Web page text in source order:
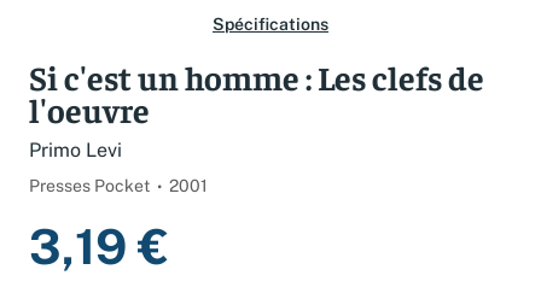
Si c'est un homme : Les clefs de
l'oeuvre
3,19 €